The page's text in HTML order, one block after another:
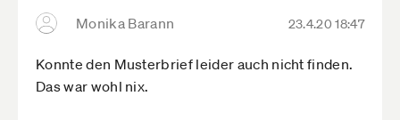
Monika Barann 23.4.20 18:47
Konnte den Musterbrief leider auch nicht finden.
Das war wohl nix.